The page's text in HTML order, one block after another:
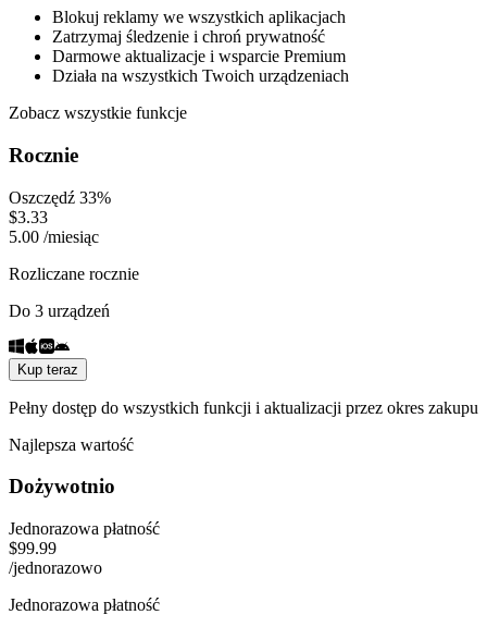
Blokuj reklamy we wszystkich aplikacjach
Zatrzymaj śledzenie i chroń prywatność
Darmowe aktualizacje i wsparcie Premium
Działa na wszystkich Twoich urządzeniach
Zobacz wszystkie funkcje
Rocznie
Oszczędź 33%
$3.33
5.00 /miesiąc
Rozliczane rocznie
Do 3 urządzeń
Kup teraz
Pełny dostęp do wszystkich funkcji i aktualizacji przez okres zakupu
Najlepsza wartość
Dożywotnio
Jednorazowa płatność
$99.99
/jednorazowo
Jednorazowa płatność